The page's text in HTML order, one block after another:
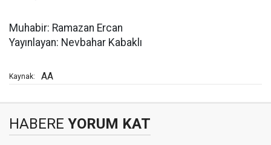
Muhabir: Ramazan Ercan
Yayınlayan: Nevbahar Kabaklı
Kaynak: AA
HABERE YORUM KAT